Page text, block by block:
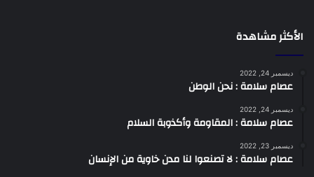
الأكثر مشاهدة
ديسمبر 24, 2022
عصام سلامة : نحن الوطن
ديسمبر 24, 2022
عصام سلامة : المقاومة وأكذوبة السلام
ديسمبر 23, 2022
عصام سلامة : لا تصنعوا لنا مدن خاوية من الإنسان